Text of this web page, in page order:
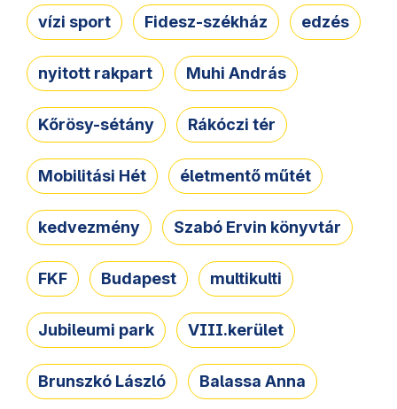
vízi sport Fidesz-székház edzés
nyitott rakpart Muhi András
Kőrösy-sétány Rákóczi tér
Mobilitási Hét életmentő műtét
kedvezmény Szabó Ervin könyvtár
FKF Budapest multikulti
Jubileumi park VIII.kerület
Brunszkó László Balassa Anna